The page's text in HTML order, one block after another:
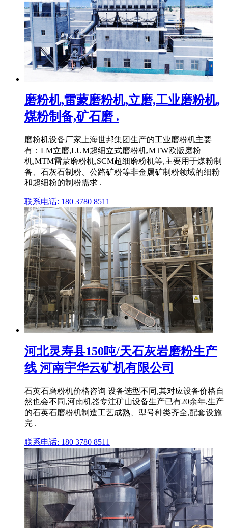
磨粉机,雷蒙磨粉机,立磨,工业磨粉机,
煤粉制备,矿石磨 .
磨粉机设备厂家上海世邦集团生产的工业磨粉机主要
有：LM立磨,LUM超细立式磨粉机,MTW欧版磨粉
机,MTM雷蒙磨粉机,SCM超细磨粉机等,主要用于煤粉制
备、石灰石制粉、公路矿粉等非金属矿制粉领域的细粉
和超细粉的制粉需求 .
联系电话: 180 3780 8511
河北灵寿县150吨/天石灰岩磨粉生产
线 河南宇华云矿机有限公司
石英石磨粉机价格咨询 设备选型不同,其对应设备价格自
然也会不同,河南机器专注矿山设备生产已有20余年,生产
的石英石磨粉机制造工艺成熟、型号种类齐全,配套设施
完 .
联系电话: 180 3780 8511